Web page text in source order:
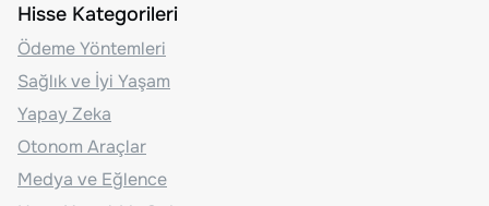
Hisse Kategorileri
Ödeme Yöntemleri
Sağlık ve İyi Yaşam
Yapay Zeka
Otonom Araçlar
Medya ve Eğlence